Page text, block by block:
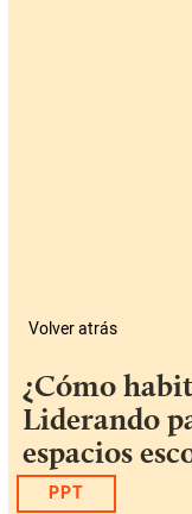
Volver atrás
¿Cómo
Liderando
espacios
PPT